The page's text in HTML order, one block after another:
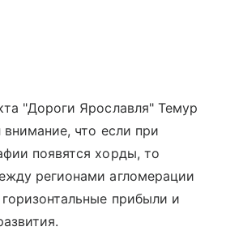
"Дороги Ярославля" Темур
что если при
появятся хорды, то
регионами агломерации
прибыли и